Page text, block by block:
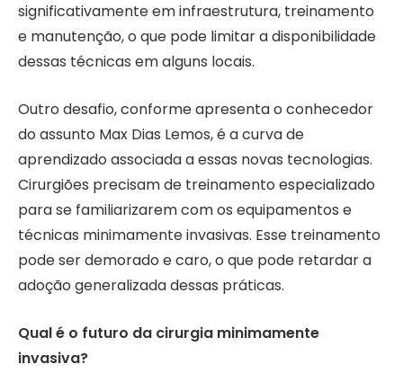
significativamente em infraestrutura, treinamento
e manutenção, o que pode limitar a disponibilidade
dessas técnicas em alguns locais.
Outro desafio, conforme apresenta o conhecedor
do assunto Max Dias Lemos, é a curva de
aprendizado associada a essas novas tecnologias.
Cirurgiões precisam de treinamento especializado
para se familiarizarem com os equipamentos e
técnicas minimamente invasivas. Esse treinamento
pode ser demorado e caro, o que pode retardar a
adoção generalizada dessas práticas.
Qual é o futuro da cirurgia minimamente
invasiva?